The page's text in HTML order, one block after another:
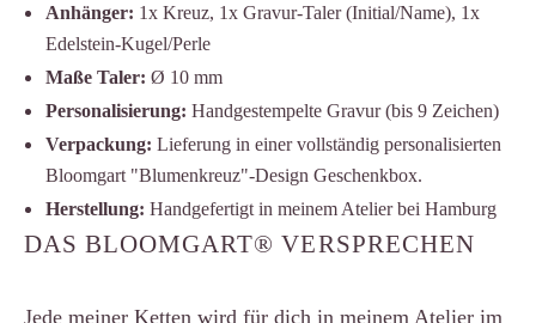
Anhänger: 1x Kreuz, 1x Gravur-Taler (Initial/Name), 1x
Edelstein-Kugel/Perle
Maße Taler: Ø 10 mm
Personalisierung: Handgestempelte Gravur (bis 9 Zeichen)
Verpackung: Lieferung in einer vollständig personalisierten
Bloomgart "Blumenkreuz"-Design Geschenkbox.
Herstellung: Handgefertigt in meinem Atelier bei Hamburg
DAS BLOOMGART® VERSPRECHEN
Jede meiner Ketten wird für dich in meinem Atelier im